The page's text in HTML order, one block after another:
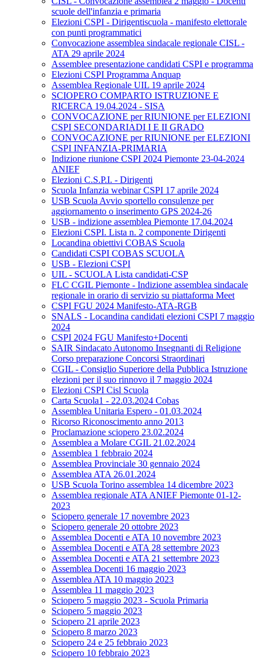
scuole dell'infanzia e primaria
Elezioni CSPI - Dirigentiscuola - manifesto elettorale
con punti programmatici
Convocazione assemblea sindacale regionale CISL -
ATA 29 aprile 2024
Assemblee presentazione candidati CSPI e programma
Elezioni CSPI Programma Anquap
Assemblea Regionale UIL 19 aprile 2024
SCIOPERO COMPARTO ISTRUZIONE E
RICERCA 19.04.2024 - SISA
CONVOCAZIONE per RIUNIONE per ELEZIONI
CSPI SECONDARIADI I E II GRADO
CONVOCAZIONE per RIUNIONE per ELEZIONI
CSPI INFANZIA-PRIMARIA
Indizione riunione CSPI 2024 Piemonte 23-04-2024
ANIEF
Elezioni C.S.P.I. - Dirigenti
Scuola Infanzia webinar CSPI 17 aprile 2024
USB Scuola Avvio sportello consulenze per
aggiornamento o inserimento GPS 2024-26
USB - indizione assemblea Piemonte 17.04.2024
Elezioni CSPI. Lista n. 2 componente Dirigenti
Locandina obiettivi COBAS Scuola
Candidati CSPI COBAS SCUOLA
USB - Elezioni CSPI
UIL - SCUOLA Lista candidati-CSP
FLC CGIL Piemonte - Indizione assemblea sindacale
regionale in orario di servizio su piattaforma Meet
CSPI FGU 2024 Manifesto-ATA-RGB
SNALS - Locandina candidati elezioni CSPI 7 maggio
2024
CSPI 2024 FGU Manifesto+Docenti
SAIR Sindacato Autonomo Insegnanti di Religione
Corso preparazione Concorsi Straordinari
CGIL - Consiglio Superiore della Pubblica Istruzione
elezioni per il suo rinnovo il 7 maggio 2024
Elezioni CSPI Cisl Scuola
Carta Scuola1 - 22.03.2024 Cobas
Assemblea Unitaria Espero - 01.03.2024
Ricorso Riconoscimento anno 2013
Proclamazione sciopero 23.02.2024
Assemblea a Molare CGIL 21.02.2024
Assemblea 1 febbraio 2024
Assemblea Provinciale 30 gennaio 2024
Assemblea ATA 26.01.2024
USB Scuola Torino assemblea 14 dicembre 2023
Assemblea regionale ATA ANIEF Piemonte 01-12-
2023
Sciopero generale 17 novembre 2023
Sciopero generale 20 ottobre 2023
Assemblea Docenti e ATA 10 novembre 2023
Assemblea Docenti e ATA 28 settembre 2023
Assemblea Docenti e ATA 21 settembre 2023
Assemblea Docenti 16 maggio 2023
Assemblea ATA 10 maggio 2023
Assemblea 11 maggio 2023
Sciopero 5 maggio 2023 - Scuola Primaria
Sciopero 5 maggio 2023
Sciopero 21 aprile 2023
Sciopero 8 marzo 2023
Sciopero 24 e 25 febbraio 2023
Sciopero 10 febbraio 2023